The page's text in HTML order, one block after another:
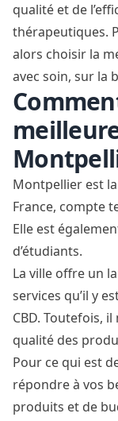
qualité et de
thérapeutiques.
alors choisir la
avec soin, sur la
Montpellier est
France, compte
Elle est
d’étudiants.
La ville offre un
services qu’il y
CBD. Toutefois,
qualité des
Pour ce qui est
répondre à vos
produits et de